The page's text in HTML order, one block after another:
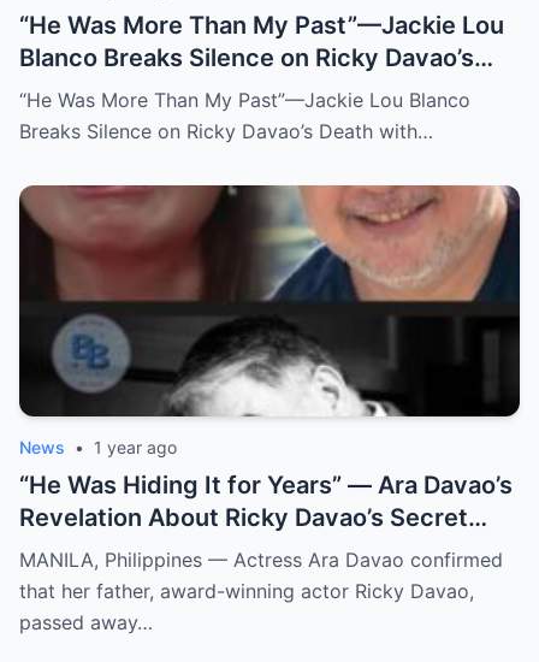
“He Was More Than My Past”—Jackie Lou
Blanco Breaks Silence on Ricky Davao’s
Death with Heartfelt Farewell
“He Was More Than My Past”—Jackie Lou Blanco
Breaks Silence on Ricky Davao’s Death with…
News • 1 year ago
“He Was Hiding It for Years” — Ara Davao’s
Revelation About Ricky Davao’s Secret
Illness Before Death Leaves Everyone
Speechless
MANILA, Philippines — Actress Ara Davao confirmed
that her father, award-winning actor Ricky Davao,
passed away…